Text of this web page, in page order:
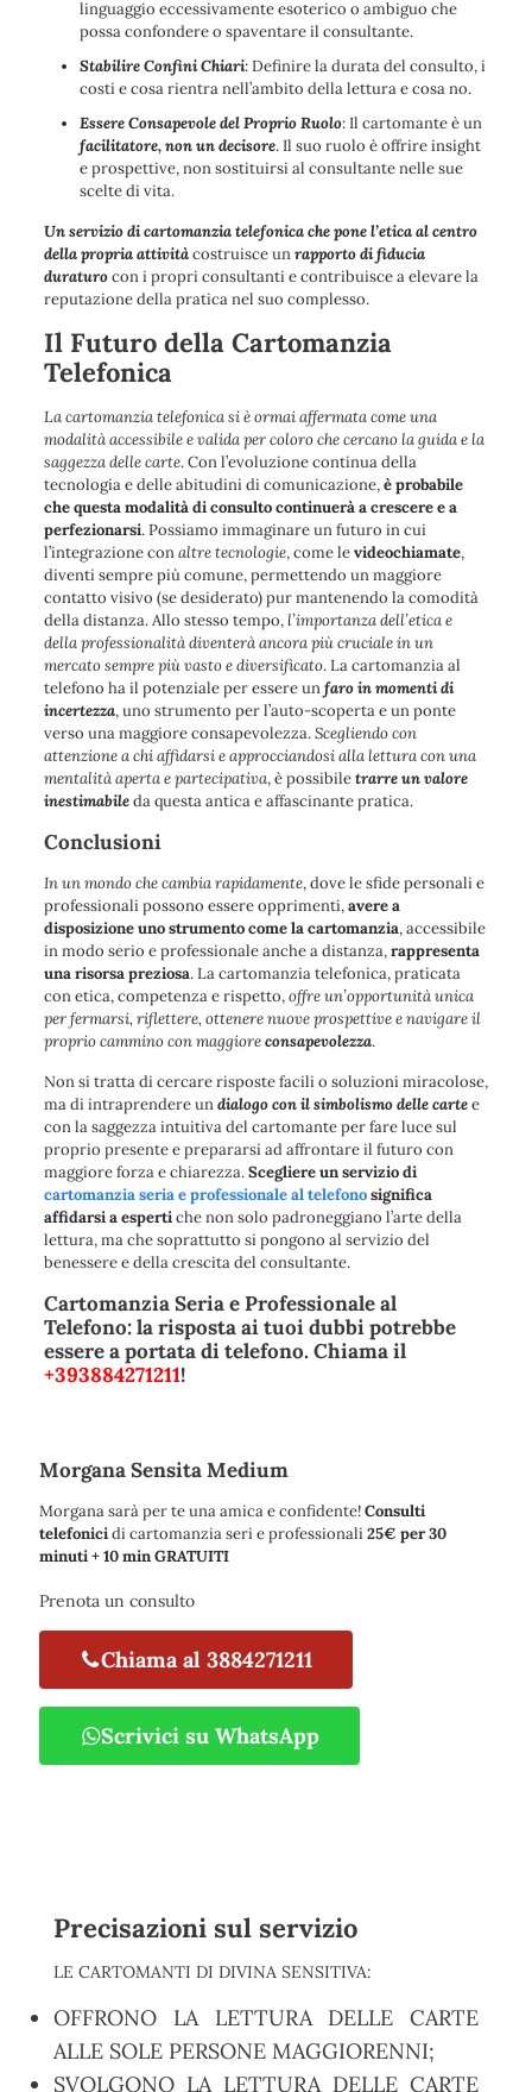
linguaggio eccessivamente esoterico o ambiguo che
possa confondere o spaventare il consultante.
Stabilire Confini Chiari: Definire la durata del consulto, i
costi e cosa rientra nell’ambito della lettura e cosa no.
Essere Consapevole del Proprio Ruolo: Il cartomante è un
facilitatore, non un decisore. Il suo ruolo è offrire insight
e prospettive, non sostituirsi al consultante nelle sue
scelte di vita.
Un servizio di cartomanzia telefonica che pone l’etica al centro
della propria attivitàcostruisce unrapporto di fiducia
duraturocon i propri consultanti e contribuisce a elevare la
reputazione della pratica nel suo complesso.
Il Futuro della Cartomanzia
Telefonica
La cartomanzia telefonica si è ormai affermata come una
modalità accessibile e valida per coloro che cercano la guida e la
saggezza delle carte. Con l’evoluzione continua della
tecnologia e delle abitudini di comunicazione,è probabile
che questa modalità di consulto continuerà a crescere e a
perfezionarsi. Possiamo immaginare un futuro in cui
l’integrazione conaltre tecnologie, come levideochiamate,
diventi sempre più comune, permettendo un maggiore
contatto visivo (se desiderato) pur mantenendo la comodità
della distanza. Allo stesso tempo,l’importanza dell’etica e
della professionalità diventerà ancora più cruciale in un
mercato sempre più vasto e diversificato. La cartomanzia al
telefono ha il potenziale per essere unfaro in momenti di
incertezza, uno strumento per l’auto-scoperta e un ponte
verso una maggiore consapevolezza.Scegliendo con
attenzione a chi affidarsi e approcciandosi alla lettura con una
mentalità aperta e partecipativa, è possibiletrarre un valore
inestimabileda questa antica e affascinante pratica.
Conclusioni
In un mondo che cambia rapidamente, dove le sfide personali e
professionali possono essere opprimenti,avere a
disposizione uno strumento come la cartomanzia, accessibile
in modo serio e professionale anche a distanza,rappresenta
una risorsa preziosa. La cartomanzia telefonica, praticata
con etica, competenza e rispetto,offre un’opportunità unica
per fermarsi, riflettere, ottenere nuove prospettive e navigare il
proprio cammino con maggioreconsapevolezza.
Non si tratta di cercare risposte facili o soluzioni miracolose,
ma di intraprendere undialogo con il simbolismo delle cartee
con la saggezza intuitiva del cartomante per fare luce sul
proprio presente e prepararsi ad affrontare il futuro con
maggiore forza e chiarezza.Scegliere un servizio di
cartomanzia seria e professionale al telefonosignifica
affidarsi a espertiche non solo padroneggiano l’arte della
lettura, ma che soprattutto si pongono al servizio del
benessere e della crescita del consultante.
Cartomanzia Seria e Professionale al
Telefono: la risposta ai tuoi dubbi potrebbe
essere a portata di telefono. Chiama il
+393884271211!
Morgana Sensita Medium
Morgana sarà per te una amica e confidente!Consulti
telefonicidi cartomanzia seri e professionali25€ per 30
minuti + 10 min GRATUITI
Prenota un consulto
Chiama al 3884271211
Scrivici su WhatsApp
Precisazioni sul servizio
LE CARTOMANTI DI DIVINA SENSITIVA:
OFFRONO LA LETTURA DELLE CARTE
ALLE SOLE PERSONE MAGGIORENNI;
SVOLGONO LA LETTURA DELLE CARTE